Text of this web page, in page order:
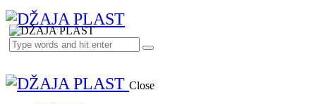
Close